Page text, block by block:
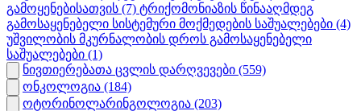
გამოყენებისათვის (7) ტრიქომონიაზის წინააღმდეგ
გამოსაყენებელი სისტემური მოქმედების საშუალებები (4)
უშვილობის მკურნალობის დროს გამოსაყენებელი
საშუალებები (1)
ნივთიერებათა ცვლის დარღვევები (559)
ონკოლოგია (184)
ოტორინოლარინგოლოგია (203)